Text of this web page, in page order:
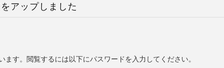
アップしました
す。閲覧するには以下にパスワードを入力してください。